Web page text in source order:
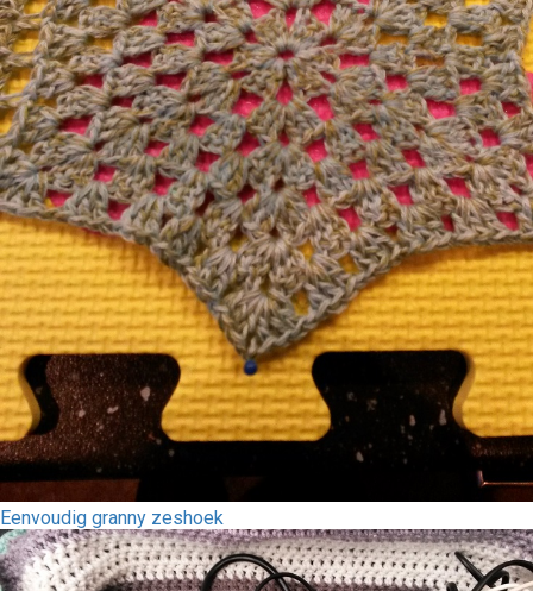
Eenvoudig granny zeshoek